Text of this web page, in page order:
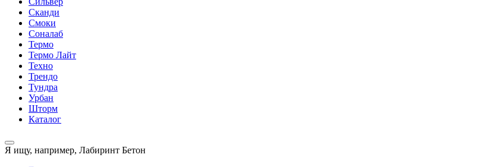
Сканди
Смоки
Соналаб
Термо
Термо Лайт
Техно
Трендо
Тундра
Урбан
Шторм
Каталог
Я ищу, например, Лабиринт Бетон